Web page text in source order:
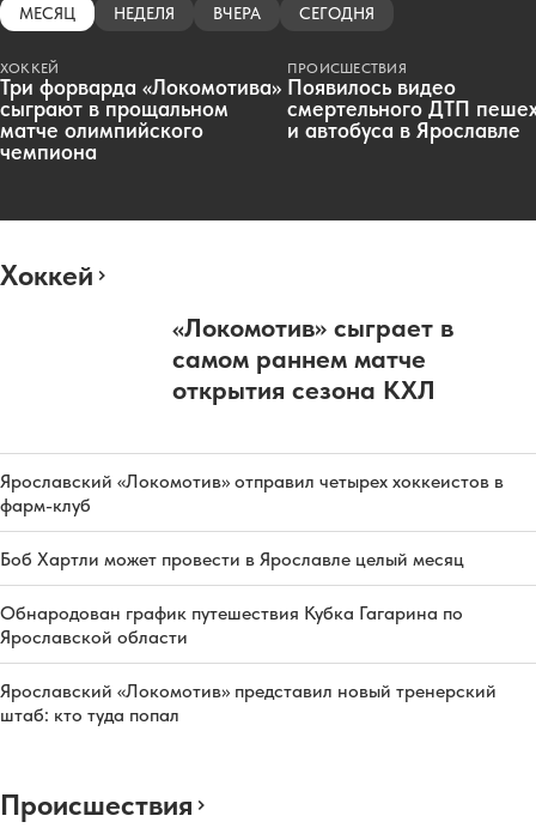
МЕСЯЦ НЕДЕЛЯ ВЧЕРА СЕГОДНЯ
ХОККЕЙ
Три форварда «Локомотива»
сыграют в прощальном
матче олимпийского
чемпиона
ПРОИСШЕСТВИЯ
Появилось видео
смертельного ДТП
и автобуса в Ярославле
Хоккей
«Локомотив» сыграет в
самом раннем матче
открытия сезона КХЛ
Ярославский «Локомотив» отправил четырех хоккеистов в
фарм-клуб
Боб Хартли может провести в Ярославле целый месяц
Обнародован график путешествия Кубка Гагарина по
Ярославской области
Ярославский «Локомотив» представил новый тренерский
штаб: кто туда попал
Происшествия